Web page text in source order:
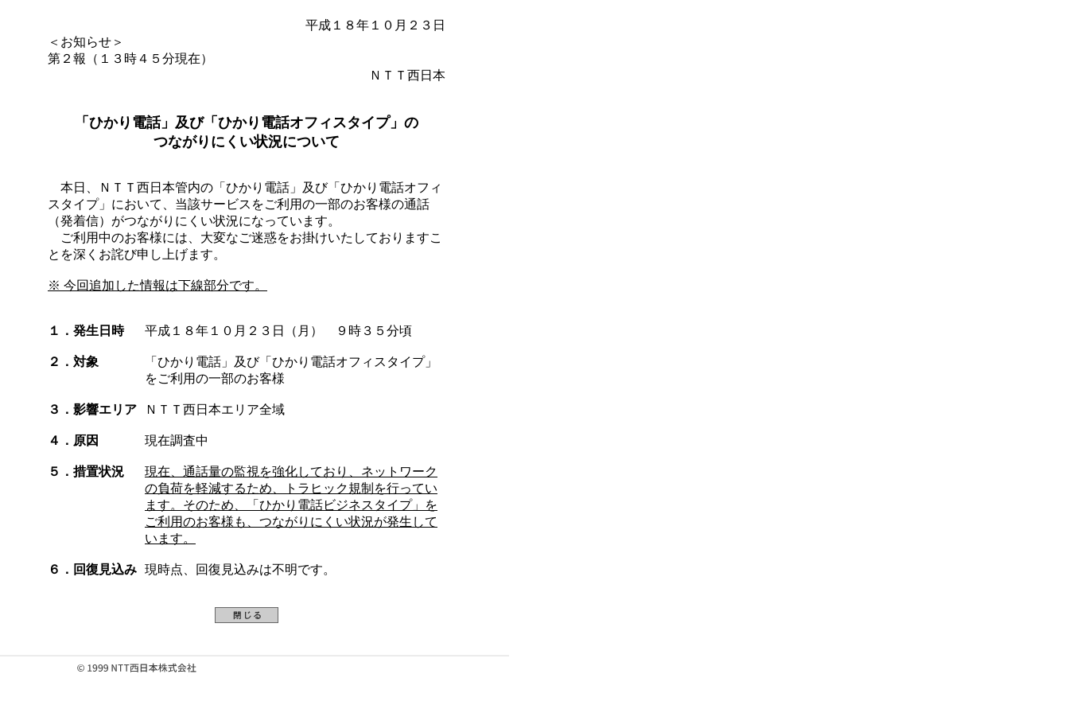
平成１８年１０月２３日
＜お知らせ＞
第２報（１３時４５分現在）
ＮＴＴ西日本
「ひかり電話」及び「ひかり電話オフィスタイプ」の
つながりにくい状況について
本日、ＮＴＴ西日本管内の「ひかり電話」及び「ひかり電話オフィ
スタイプ」において、当該サービスをご利用の一部のお客様の通話
（発着信）がつながりにくい状況になっています。
ご利用中のお客様には、大変なご迷惑をお掛けいたしておりますこ
とを深くお詫び申し上げます。
※ 今回追加した情報は下線部分です。
１．発生日時 平成１８年１０月２３日（月） ９時３５分頃
２．対象
「ひかり電話」及び「ひかり電話オフィスタイプ」
をご利用の一部のお客様
３．影響エリア ＮＴＴ西日本エリア全域
４．原因 現在調査中
５．措置状況
現在、通話量の監視を強化しており、ネットワーク
の負荷を軽減するため、トラヒック規制を行ってい
ます。そのため、「ひかり電話ビジネスタイプ」を
ご利用のお客様も、つながりにくい状況が発生して
います。
６．回復見込み 現時点、回復見込みは不明です。